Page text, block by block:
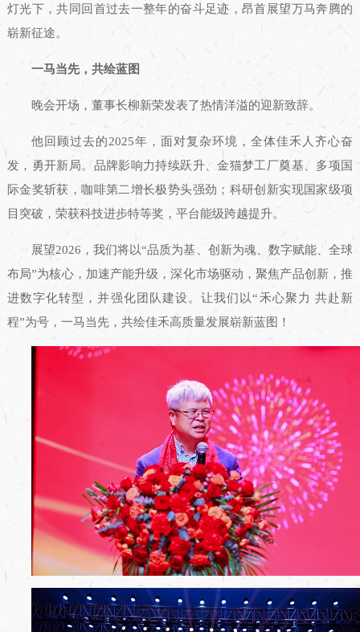
灯光下，共同回首过去一整年的奋斗足迹，昂首展望万马奔腾的
崭新征途。
一马当先，共绘蓝图
晚会开场，董事长柳新荣发表了热情洋溢的迎新致辞。
他回顾过去的2025年，面对复杂环境，全体佳禾人齐心奋
发，勇开新局。品牌影响力持续跃升、金猫梦工厂奠基、多项国
际金奖斩获，咖啡第二增长极势头强劲；科研创新实现国家级项
目突破，荣获科技进步特等奖，平台能级跨越提升。
展望2026，我们将以“品质为基、创新为魂、数字赋能、全球
布局”为核心，加速产能升级，深化市场驱动，聚焦产品创新，推
进数字化转型，并强化团队建设。让我们以“禾心聚力 共赴新
程”为号，一马当先，共绘佳禾高质量发展崭新蓝图！